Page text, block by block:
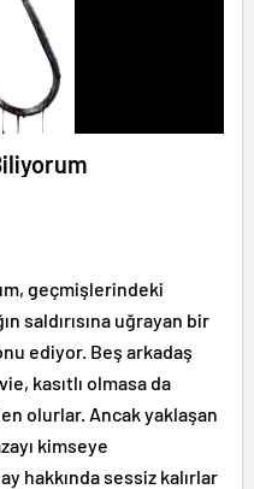
geçmişlerindeki
saldırısına uğrayan bir
ediyor. Beş arkadaş
kasıtlı olmasa da
olurlar. Ancak yaklaşan
kimseye
hakkında sessiz kalırlar